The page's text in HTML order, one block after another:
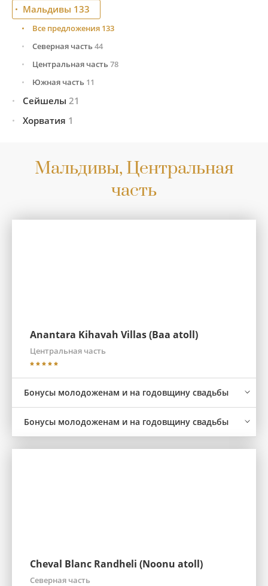
Все предложения
Восточное побережье
Западное побережье
Северное побережье27
Мальдивы 133
Все предложения 133
Северная часть44
Центральная часть78
Южная часть 11
Сейшелы 21
Все предложения
Платт (остров)2
Хорватия 1
Мальдивы, Центральная
часть
Anantara Kihavah Villas (Baa atoll)
Центральная часть
Бонусы молодоженам и на годовщину свадьбы
Бонусы молодоженам и на годовщину свадьбы
Cheval Blanc Randheli (Noonu atoll)
Северная часть